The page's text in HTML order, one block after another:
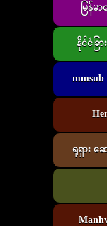
မြန်
နိုင်ငံခ
mmsub
ရုရှား ဆ